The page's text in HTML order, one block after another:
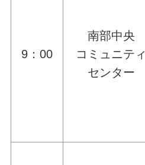
9：00
南部中央
コミュニティ
センター